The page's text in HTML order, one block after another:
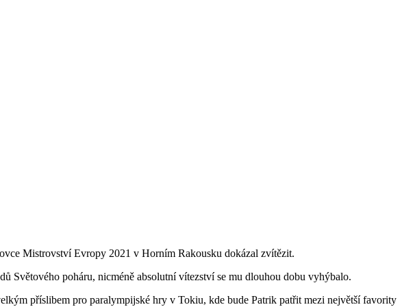
Mistrovství Evropy 2021 v Horním Rakousku dokázal zvítězit.
Světového poháru, nicméně absolutní vítezství se mu dlouhou dobu vyhýbalo.
příslibem pro paralympijské hry v Tokiu, kde bude Patrik patřit mezi největší favority